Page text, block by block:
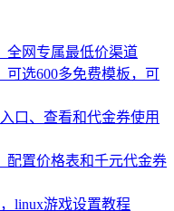
全网专属最低价渠道
可选600多免费模板，可
口、查看和代金券使用
配置价格表和千元代金券
linux游戏设置教程